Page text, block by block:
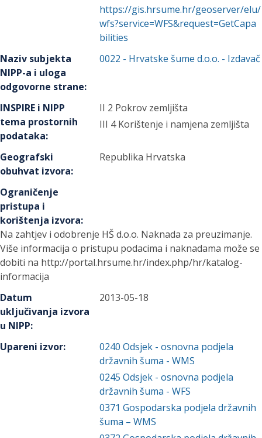
https://gis.hrsume.hr/geoserver/elu/
wfs?service=WFS&request=GetCapa
bilities
Naziv subjekta
NIPP-a i uloga
odgovorne strane:
0022 - Hrvatske šume d.o.o. - Izdavač
INSPIRE i NIPP
tema prostornih
podataka:
II 2 Pokrov zemljišta
III 4 Korištenje i namjena zemljišta
Geografski
obuhvat izvora:
Republika Hrvatska
Ograničenje
pristupa i
korištenja izvora:
Na zahtjev i odobrenje HŠ d.o.o. Naknada za preuzimanje.
Više informacija o pristupu podacima i naknadama može se
dobiti na http://portal.hrsume.hr/index.php/hr/katalog-
informacija
Datum
uključivanja izvora
u NIPP:
2013-05-18
Upareni izvor: 0240 Odsjek - osnovna podjela
državnih šuma - WMS
0245 Odsjek - osnovna podjela
državnih šuma - WFS
0371 Gospodarska podjela državnih
šuma – WMS